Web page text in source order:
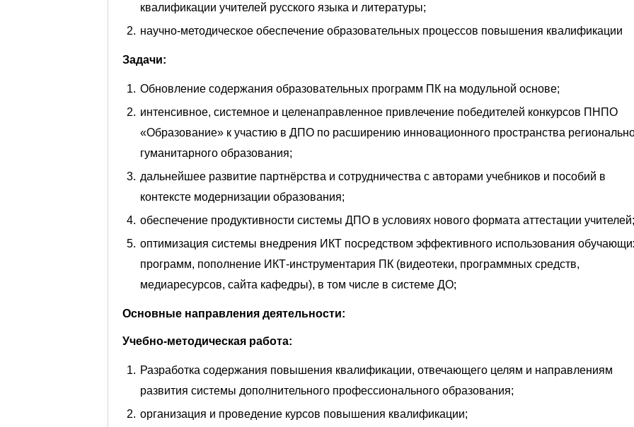
квалификации учителей русского языка и литературы;
научно-методическое обеспечение образовательных процессов повышения квалификации
Задачи:
Обновление содержания образовательных программ ПК на модульной основе;
интенсивное, системное и целенаправленное привлечение победителей конкурсов ПНПО
«Образование» к участию в ДПО по расширению инновационного пространства
гуманитарного образования;
дальнейшее развитие партнёрства и сотрудничества с авторами учебников и пособий в
контексте модернизации образования;
обеспечение продуктивности системы ДПО в условиях нового формата аттестации учителей;
оптимизация системы внедрения ИКТ посредством эффективного использования
программ, пополнение ИКТ-инструментария ПК (видеотеки, программных средств,
медиаресурсов, сайта кафедры), в том числе в системе ДО;
Основные направления деятельности:
Учебно-методическая работа:
Разработка содержания повышения квалификации, отвечающего целям и направлениям
развития системы дополнительного профессионального образования;
организация и проведение курсов повышения квалификации;